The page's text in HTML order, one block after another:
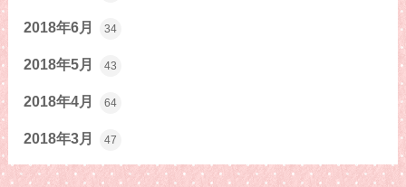
2018年6月 34
2018年5月 43
2018年4月 64
2018年3月 47